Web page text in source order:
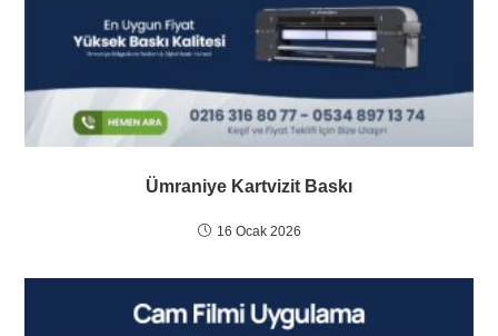
Ümraniye Kartvizit Baskı
16 Ocak 2026